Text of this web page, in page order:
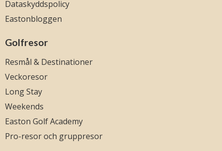
Dataskyddspolicy
Eastonbloggen
Golfresor
Resmål & Destinationer
Veckoresor
Long Stay
Weekends
Easton Golf Academy
Pro-resor och gruppresor